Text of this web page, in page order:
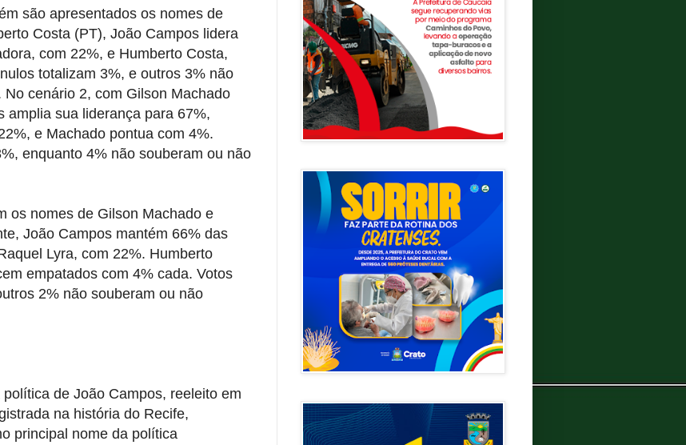
são apresentados os nomes de
Costa (PT), João Campos lidera
com 22%, e Humberto Costa,
totalizam 3%, e outros 3% não
cenário 2, com Gilson Machado
amplia sua liderança para 67%,
e Machado pontua com 4%.
enquanto 4% não souberam ou não
os nomes de Gilson Machado e
João Campos mantém 66% das
Lyra, com 22%. Humberto
empatados com 4% cada. Votos
2% não souberam ou não
de João Campos, reeleito em
na história do Recife,
principal nome da política